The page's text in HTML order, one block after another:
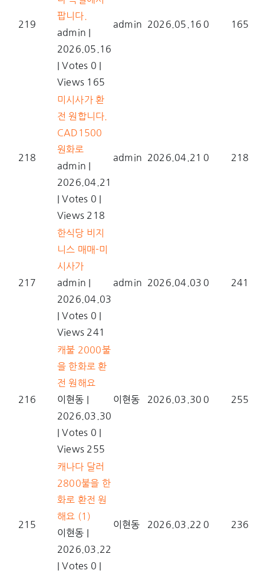
219
팝니다.
admin
2026.05.16
Votes 0
Views 165
admin 2026.05.16 0 165
218
미시사가 환
전 원합니다.
CAD1500
원화로
admin
2026.04.21
Votes 0
Views 218
admin 2026.04.21 0 218
217
한식당 비지
니스 매매-미
시사가
admin
2026.04.03
Votes 0
Views 241
admin 2026.04.03 0 241
216
캐불 2000불
을 한화로 환
전 원해요
이현동
2026.03.30
Votes 0
Views 255
이현동 2026.03.30 0 255
215
캐나다 달러
2800불을 한
화로 환전 원
해요 (1)
이현동
2026.03.22
Votes 0
이현동 2026.03.22 0 236